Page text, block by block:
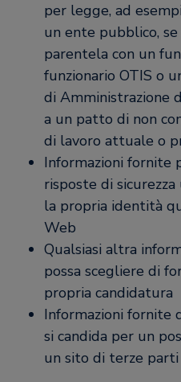
per legge, ad
un ente pubblico,
parentela con un
funzionario OTIS o
di Amministrazione
a un patto di non
di lavoro attuale o
Informazioni fornite
risposte di
la propria identità
Web
Qualsiasi altra
possa scegliere di
propria candidatura
Informazioni fornite
si candida per un
un sito di terze parti